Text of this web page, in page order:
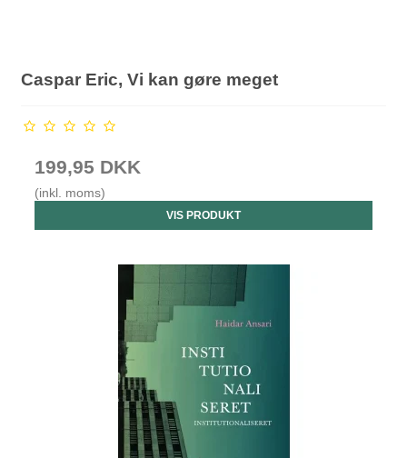
Caspar Eric, Vi kan gøre meget
199,95 DKK
(inkl. moms)
VIS PRODUKT